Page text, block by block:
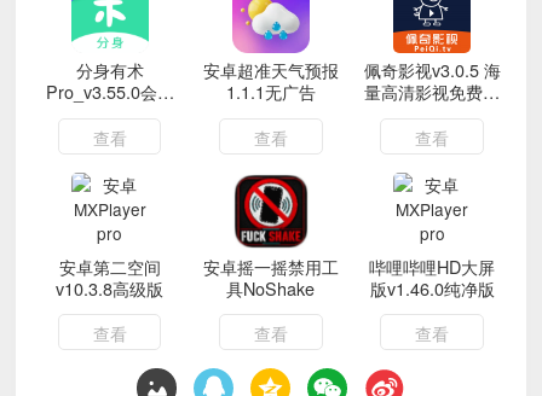
分身有术
Pro_v3.55.0会员
版 应用多开工具
查看
安卓超准天气预报
1.1.1无广告
查看
佩奇影视v3.0.5 海
量高清影视免费在
线看
查看
安卓第二空间
v10.3.8高级版
查看
安卓摇一摇禁用工
具NoShake
查看
哔哩哔哩HD大屏
版v1.46.0纯净版
查看